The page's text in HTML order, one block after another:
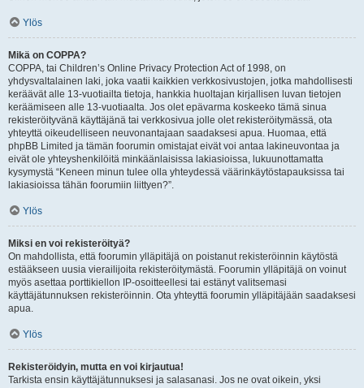
Ylös
Mikä on COPPA?
COPPA, tai Children’s Online Privacy Protection Act of 1998, on
yhdysvaltalainen laki, joka vaatii kaikkien verkkosivustojen, jotka mahdollisesti
keräävät alle 13-vuotiailta tietoja, hankkia huoltajan kirjallisen luvan tietojen
keräämiseen alle 13-vuotiaalta. Jos olet epävarma koskeeko tämä sinua
rekisteröityvänä käyttäjänä tai verkkosivua jolle olet rekisteröitymässä, ota
yhteyttä oikeudelliseen neuvonantajaan saadaksesi apua. Huomaa, että
phpBB Limited ja tämän foorumin omistajat eivät voi antaa lakineuvontaa ja
eivät ole yhteyshenkilöitä minkäänlaisissa lakiasioissa, lukuunottamatta
kysymystä “Keneen minun tulee olla yhteydessä väärinkäytöstapauksissa tai
lakiasioissa tähän foorumiin liittyen?”.
Ylös
Miksi en voi rekisteröityä?
On mahdollista, että foorumin ylläpitäjä on poistanut rekisteröinnin käytöstä
estääkseen uusia vierailijoita rekisteröitymästä. Foorumin ylläpitäjä on voinut
myös asettaa porttikiellon IP-osoitteellesi tai estänyt valitsemasi
käyttäjätunnuksen rekisteröinnin. Ota yhteyttä foorumin ylläpitäjään saadaksesi
apua.
Ylös
Rekisteröidyin, mutta en voi kirjautua!
Tarkista ensin käyttäjätunnuksesi ja salasanasi. Jos ne ovat oikein, yksi